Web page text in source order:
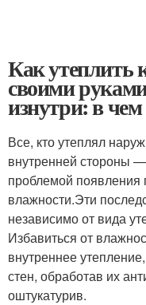
Как утеплить
своими
изнутри: в
Все, кто утеплял
внутренней стороны
проблемой
влажности.Эти
независимо от вида
Избавиться от
внутреннее
стен, обработав их
оштукатурив.